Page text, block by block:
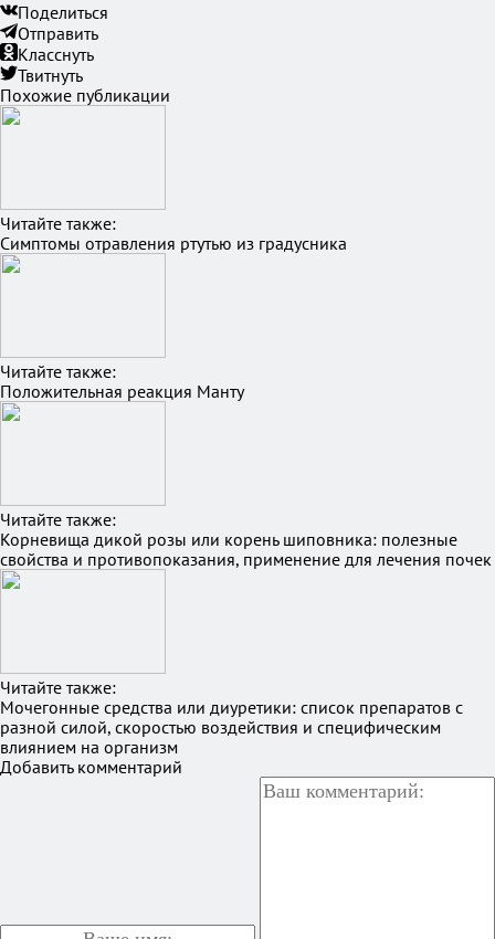
Поделиться
Отправить
Класснуть
Твитнуть
Похожие публикации
Читайте также:
Симптомы отравления ртутью из градусника
Читайте также:
Положительная реакция Манту
Читайте также:
Корневища дикой розы или корень шиповника: полезные
свойства и противопоказания, применение для лечения почек
Читайте также:
Мочегонные средства или диуретики: список препаратов с
разной силой, скоростью воздействия и специфическим
влиянием на организм
Добавить комментарий